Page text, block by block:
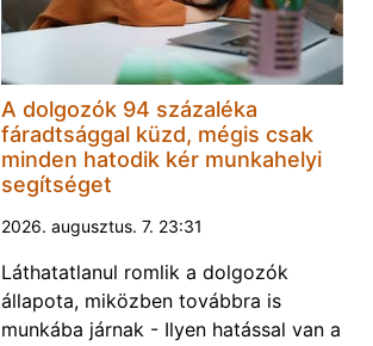
A dolgozók 94 százaléka
fáradtsággal küzd, mégis csak
minden hatodik kér munkahelyi
segítséget
2026. augusztus. 7. 23:31
Láthatatlanul romlik a dolgozók
állapota, miközben továbbra is
munkába járnak - Ilyen hatással van a